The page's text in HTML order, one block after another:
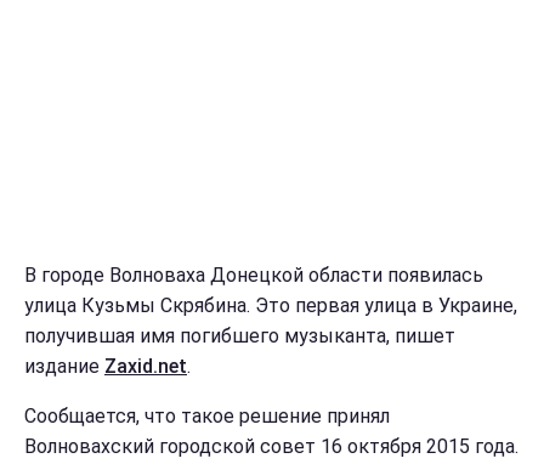
В городе Волноваха Донецкой области появилась
улица Кузьмы Скрябина. Это первая улица в Украине,
получившая имя погибшего музыканта, пишет
издание Zaxid.net.
Сообщается, что такое решение принял
Волновахский городской совет 16 октября 2015 года.